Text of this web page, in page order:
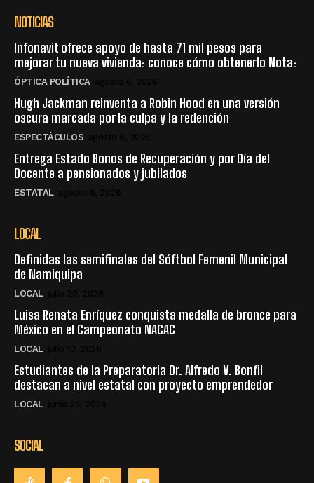
NOTICIAS
Infonavit ofrece apoyo de hasta 71 mil pesos para
mejorar tu nueva vivienda: conoce cómo obtenerlo Nota:
ÓPTICA POLÍTICA
Hugh Jackman reinventa a Robin Hood en una versión
oscura marcada por la culpa y la redención
ESPECTÁCULOS
Entrega Estado Bonos de Recuperación y por Día del
Docente a pensionados y jubilados
ESTATAL
LOCAL
Definidas las semifinales del Sóftbol Femenil Municipal
de Namiquipa
LOCAL
Luisa Renata Enríquez conquista medalla de bronce para
México en el Campeonato NACAC
LOCAL
Estudiantes de la Preparatoria Dr. Alfredo V. Bonfil
destacan a nivel estatal con proyecto emprendedor
LOCAL
SOCIAL